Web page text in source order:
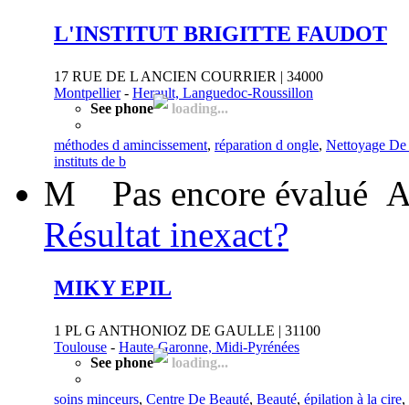
L'INSTITUT BRIGITTE FAUDOT
17 RUE DE L ANCIEN COURRIER | 34000
Montpellier- Herault, Languedoc-Roussillon
See phone
loading...
méthodes d amincissement, réparation d ongle, Nettoyage De
instituts de b
M Pas encore évalué
Résultat inexact?
MIKY EPIL
1 PL G ANTHONIOZ DE GAULLE | 31100
Toulouse - Haute-Garonne, Midi-Pyrénées
See phone
loading...
soins minceurs, Centre De Beauté, Beauté, épilation à la cire,